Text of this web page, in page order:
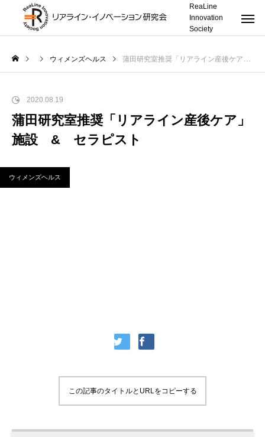
ReaLine
Innovation
Society
ウィメンズヘルス 蒲田研究室推奨「リアライン産後ケア」施設 & セラピスト
2020.08.19
蒲田研究室推奨「リアライン産後ケア」
施設 & セラピスト
ウィメンズヘルス
この記事のタイトルとURLをコピーする